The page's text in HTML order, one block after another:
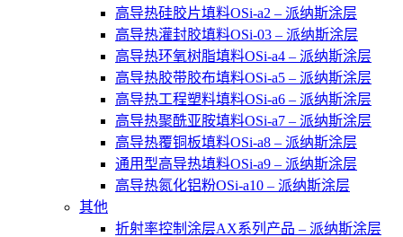
高导热硅胶片填料OSi-a2 – 派纳斯涂层
高导热灌封胶填料OSi-03 – 派纳斯涂层
高导热环氧树脂填料OSi-a4 – 派纳斯涂层
高导热胶带胶布填料OSi-a5 – 派纳斯涂层
高导热工程塑料填料OSi-a6 – 派纳斯涂层
高导热聚酰亚胺填料OSi-a7 – 派纳斯涂层
高导热覆铜板填料OSi-a8 – 派纳斯涂层
通用型高导热填料OSi-a9 – 派纳斯涂层
高导热氮化铝粉OSi-a10 – 派纳斯涂层
其他
折射率控制涂层AX系列产品 – 派纳斯涂层